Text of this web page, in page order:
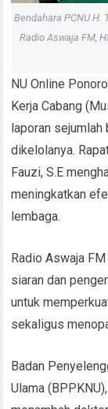
Bendahara PCNU H.
Radio Aswaja FM,
NU Online
Kerja Cabang
laporan sejumlah
dikelolanya.
Fauzi, S.E
meningkatkan
lembaga.
Radio Aswaja
siaran dan
untuk
sekaligus
Badan
Ulama